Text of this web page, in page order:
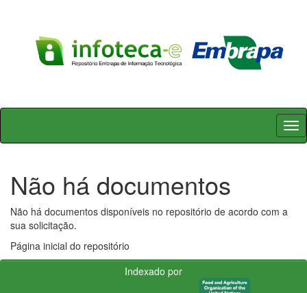
Skip
Não há documentos
Não há documentos disponíveis no repositório de acordo com a
sua solicitação.
Página inicial do repositório
Indexado por